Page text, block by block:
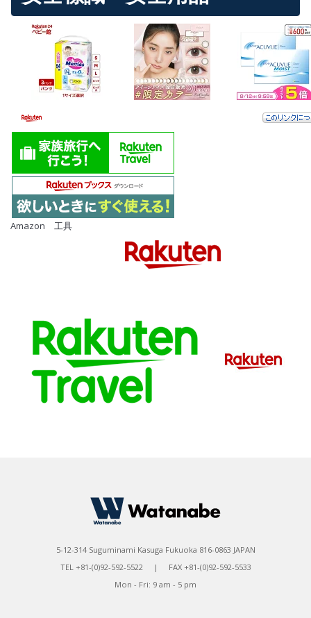
Amazon 工具
5-12-314 Suguminami Kasuga Fukuoka 816-0863 JAPAN
TEL +81-(0)92-592-5522 | FAX +81-(0)92-592-5533
Mon - Fri: 9 am - 5 pm